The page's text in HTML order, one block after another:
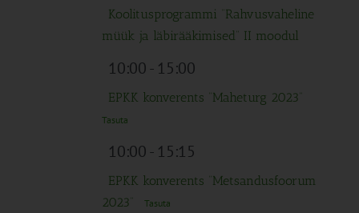
Koolitusprogrammi “Rahvusvaheline
müük ja läbirääkimised” II moodul
10:00- 15:00
EPKK konverents “Maheturg 2023”
Tasuta
10:00- 15:15
EPKK konverents “Metsandusfoorum
2023”
Tasuta